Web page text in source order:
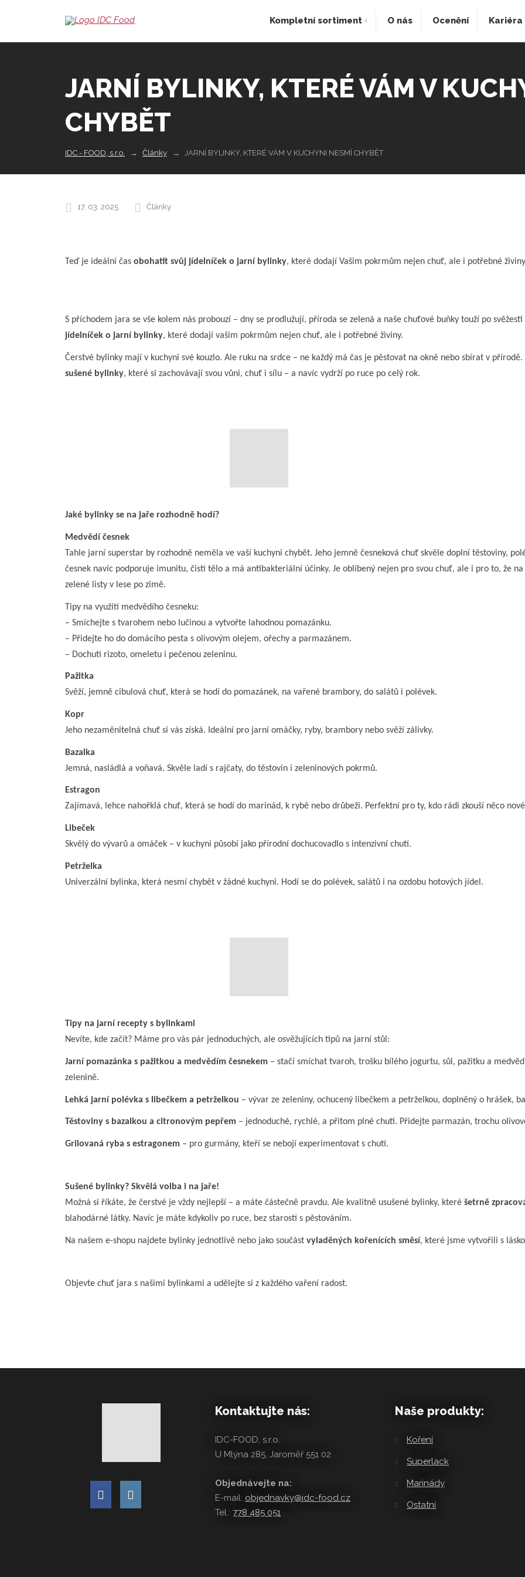
Kompletní sortiment O nás Ocenění Kariéra
JARNÍ BYLINKY, KTERÉ VÁM V
CHYBĚT
IDC - FOOD, s.r.o. Články JARNÍ BYLINKY, KTERÉ VÁM V KUCHYNI NESMÍ CHYBĚT
17. 03. 2025 Články
Teď je ideální čas obohatit svůj jídelníček o jarní bylinky, které dodají Vašim pokrmům nejen chuť, ale i potřebné
S příchodem jara se vše kolem nás probouzí – dny se prodlužují, příroda se zelená a naše chuťové buňky touží po
jídelníček o jarní bylinky, které dodají vašim pokrmům nejen chuť, ale i potřebné živiny.
Čerstvé bylinky mají v kuchyni své kouzlo. Ale ruku na srdce – ne každý má čas je pěstovat na okně nebo sbírat v
sušené bylinky, které si zachovávají svou vůni, chuť i sílu – a navíc vydrží po ruce po celý rok.
Jaké bylinky se na jaře rozhodně hodí?
Medvědí česnek
Tahle jarní superstar by rozhodně neměla ve vaší kuchyni chybět. Jeho jemně česneková chuť skvěle doplní těstoviny,
česnek navíc podporuje imunitu, čistí tělo a má antibakteriální účinky. Je oblíbený nejen pro svou chuť, ale i pro to, že
zelené listy v lese po zimě.
Tipy na využití medvědího česneku:
– Smíchejte s tvarohem nebo lučinou a vytvořte lahodnou pomazánku.
– Přidejte ho do domácího pesta s olivovým olejem, ořechy a parmazánem.
– Dochutí rizoto, omeletu i pečenou zeleninu.
Pažitka
Svěží, jemně cibulová chuť, která se hodí do pomazánek, na vařené brambory, do salátů i polévek.
Kopr
Jeho nezaměnitelná chuť si vás získá. Ideální pro jarní omáčky, ryby, brambory nebo svěží zálivky.
Bazalka
Jemná, nasládlá a voňavá. Skvěle ladí s rajčaty, do těstovin i zeleninových pokrmů.
Estragon
Zajímavá, lehce nahořklá chuť, která se hodí do marinád, k rybě nebo drůbeži. Perfektní pro ty, kdo rádi zkouší něco
Libeček
Skvělý do vývarů a omáček – v kuchyni působí jako přírodní dochucovadlo s intenzivní chutí.
Petrželka
Univerzální bylinka, která nesmí chybět v žádné kuchyni. Hodí se do polévek, salátů i na ozdobu hotových jídel.
Tipy na jarní recepty s bylinkami
Nevíte, kde začít? Máme pro vás pár jednoduchých, ale osvěžujících tipů na jarní stůl:
Jarní pomazánka s pažitkou a medvědím česnekem – stačí smíchat tvaroh, trošku bílého jogurtu, sůl, pažitku a
zelenině.
Lehká jarní polévka s libečkem a petrželkou – vývar ze zeleniny, ochucený libečkem a petrželkou, doplněný o hrášek,
Těstoviny s bazalkou a citronovým pepřem – jednoduché, rychlé, a přitom plné chuti. Přidejte parmazán, trochu
Grilovaná ryba s estragonem – pro gurmány, kteří se nebojí experimentovat s chutí.
Sušené bylinky? Skvělá volba i na jaře!
Možná si říkáte, že čerstvé je vždy nejlepší – a máte částečně pravdu. Ale kvalitně usušené bylinky, které šetrně
blahodárné látky. Navíc je máte kdykoliv po ruce, bez starostí s pěstováním.
Na našem e-shopu najdete bylinky jednotlivě nebo jako součást vyladěných kořenících směsí, které jsme vytvořili s
Objevte chuť jara s našimi bylinkami a udělejte si z každého vaření radost.
Kontaktujte nás:
IDC-FOOD, s.r.o.
U Mlýna 285, Jaroměř 551 02
Objednávejte na:
E-mail: objednavky@idc-food.cz
Tel.: 778 485 051
Naše produkty:
Koření
Superlack
Marinády
Ostatní